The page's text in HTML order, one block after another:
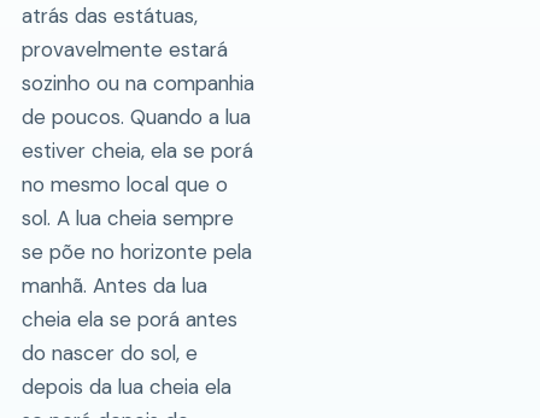
atrás das estátuas,
provavelmente estará
sozinho ou na companhia
de poucos. Quando a lua
estiver cheia, ela se porá
no mesmo local que o
sol. A lua cheia sempre
se põe no horizonte pela
manhã. Antes da lua
cheia ela se porá antes
do nascer do sol, e
depois da lua cheia ela